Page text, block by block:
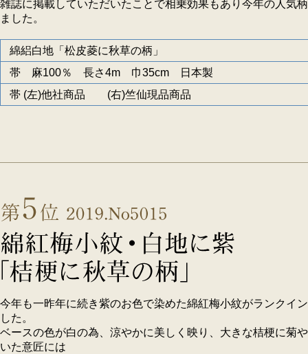
雑誌に掲載していただいたことで相乗効果もあり今年の人気
ました。
綿絽白地「松皮菱に秋草の柄」
帯 麻100％ 長さ4m 巾35cm 日本製
帯 (左)他社商品 (右)竺仙現品商品
今年も一昨年に続き紫のお色で染めた綿紅梅小紋がランクイ
した。
ベースの色が白の為、涼やかに美しく映り、大きな桔梗に菊
いた意匠には